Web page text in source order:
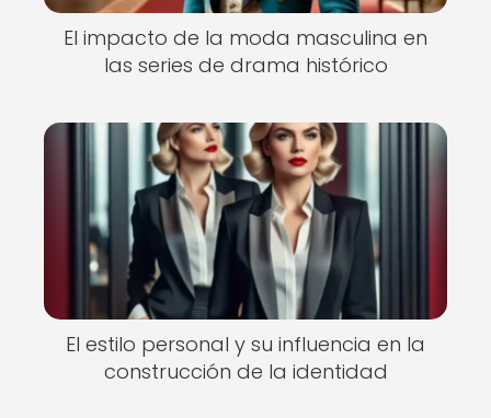
El impacto de la moda masculina en
las series de drama histórico
El estilo personal y su influencia en la
construcción de la identidad